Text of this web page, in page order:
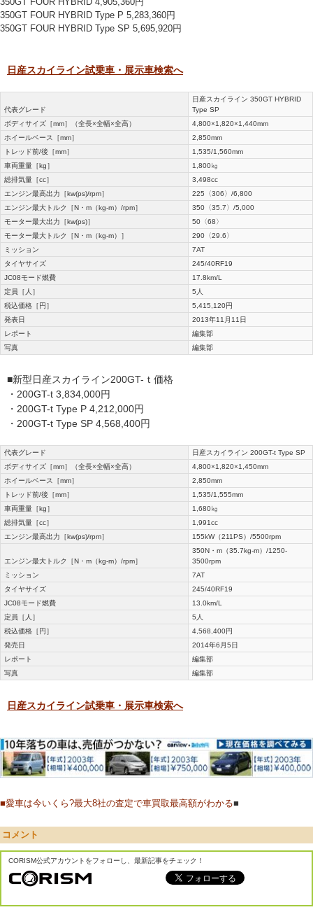
350GT FOUR HYBRID Type P 5,283,360円
350GT FOUR HYBRID Type SP 5,695,920円
日産スカイライン試乗車・展示車検索へ
代表グレード
日産スカイライン 350GT HYBRID
Type SP
ボディサイズ［mm］（全長×全幅×全高）
4,800×1,820×1,440mm
ホイールベース［mm］
2,850mm
トレッド前/後［mm］
1,535/1,560mm
車両重量［kg］
1,800㎏
総排気量［cc］
3,498cc
エンジン最高出力［kw(ps)/rpm］
225〈306〉/6,800
エンジン最大トルク［N・m（kg-m）/rpm］
350〈35.7〉/5,000
モーター最大出力［kw(ps)］
50〈68〉
モーター最大トルク［N・m（kg-m）］
290〈29.6〉
ミッション
7AT
タイヤサイズ
245/40RF19
JC08モード燃費
17.8km/L
定員［人］
5人
税込価格［円］
5,415,120円
発表日
2013年11月11日
レポート
編集部
写真
編集部
■新型日産スカイライン200GT-ｔ価格
・200GT-t 3,834,000円
・200GT-t Type P 4,212,000円
・200GT-t Type SP 4,568,400円
代表グレード
日産スカイライン 200GT-t Type SP
ボディサイズ［mm］（全長×全幅×全高）
4,800×1,820×1,450mm
ホイールベース［mm］
2,850mm
トレッド前/後［mm］
1,535/1,555mm
車両重量［kg］
1,680㎏
総排気量［cc］
1,991cc
エンジン最高出力［kw(ps)/rpm］
155kW（211PS）/5500rpm
エンジン最大トルク［N・m（kg-m）/rpm］
350N・m（35.7kg-m）/1250-
3500rpm
ミッション
7AT
タイヤサイズ
245/40RF19
JC08モード燃費
13.0km/L
定員［人］
5人
税込価格［円］
4,568,400円
発売日
2014年6月5日
レポート
編集部
写真
編集部
日産スカイライン試乗車・展示車検索へ
■愛車は今いくら?最大8社の査定で車買取最高額がわかる■
コメント
CORISM公式アカウントをフォローし、最新記事をチェック！